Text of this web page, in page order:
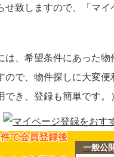
致しますので、
「マ
、 希望条件にあった物
で、物件探しに大変便
でき、登録も簡単です。
で会員登録後
一般公